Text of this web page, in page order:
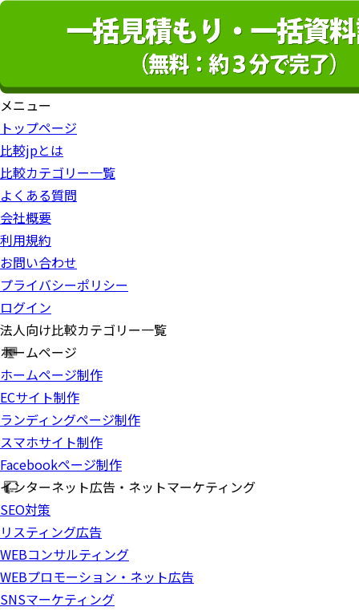
メニュー
トップページ
比較jpとは
比較カテゴリー一覧
よくある質問
会社概要
利用規約
お問い合わせ
プライバシーポリシー
ログイン
法人向け比較カテゴリー一覧
ホームページ
ホームページ制作
ECサイト制作
ランディングページ制作
スマホサイト制作
Facebookページ制作
インターネット広告・ネットマーケティング
SEO対策
リスティング広告
WEBコンサルティング
WEBプロモーション・ネット広告
SNSマーケティング